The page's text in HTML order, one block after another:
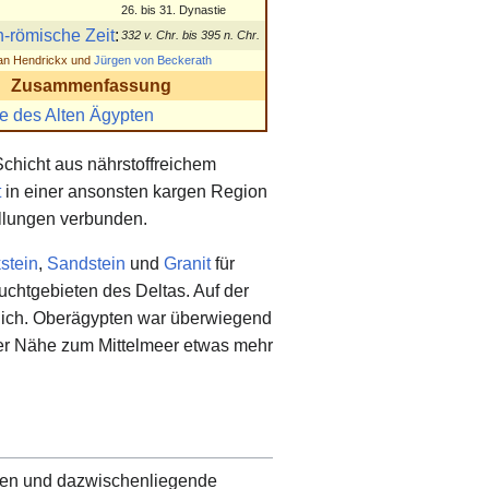
26. bis 31. Dynastie
römische Zeit: 332 v. Chr. bis 395 n. Chr.
Hendrickx und Jürgen von Beckerath
Zusammenfassung
des Alten Ägypten
aus nährstoffreichem
in einer ansonsten kargen Region
verbunden.
, Sandstein und Granitfür
des Deltas. Auf der
Oberägypten war überwiegend
Nähe zum Mittelmeer etwas mehr
und dazwischenliegende